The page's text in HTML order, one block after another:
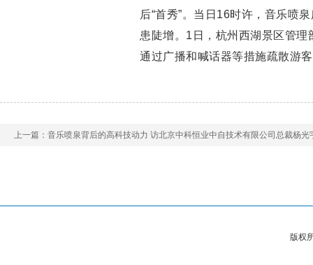
后“首秀”。当日16时许，音乐喷
患陡增。1日，杭州西湖景区管
通过广播和喊话器等措施疏散游
上一篇： 音乐喷泉背后的高科技动力 访北京中科恒业中自技术有限公司总裁杨光
版权